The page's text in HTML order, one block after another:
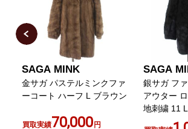
SAGA MINK
金サガ パステルミンクファ
ーコート ハーフ L ブラウン
買取実績70,000円
SAGA
銀サガ フ
アウター
地刺繍 11